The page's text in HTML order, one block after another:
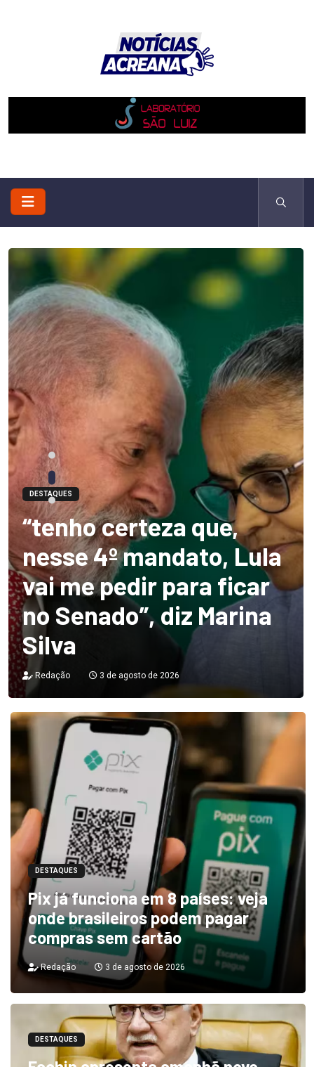
DESTAQUES
“tenho certeza que,
nesse 4º mandato, Lula
vai me pedir para ficar
no Senado”, diz Marina
Silva
Redação 3 de agosto de 2026
DESTAQUES
Pix já funciona em 8 países: veja
onde brasileiros podem pagar
compras sem cartão
Redação 3 de agosto de 2026
DESTAQUES